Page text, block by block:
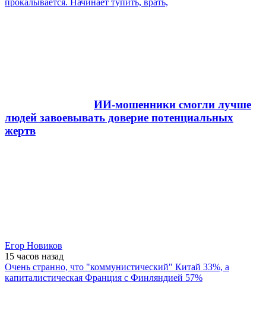
прокалывается. Начинает тупить, врать,
ИИ-мошенники смогли лучше
людей завоевывать доверие потенциальных
жертв
Егор Новиков
15 часов назад
Очень странно, что "коммунистический" Китай 33%, а
капиталистическая Франция с Финляндией 57%